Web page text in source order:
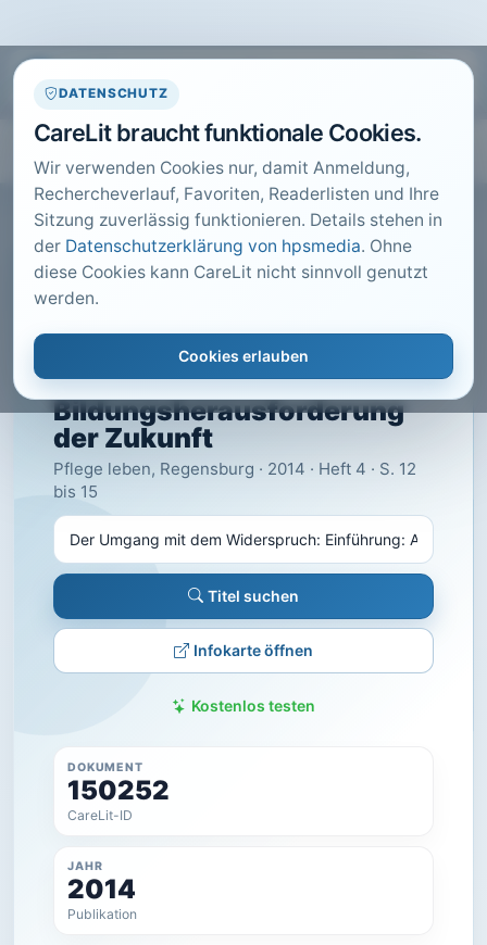
DATENSCHUTZ
CareLit braucht funktionale Cookies.
Wir verwenden Cookies nur, damit Anmeldung,
Rechercheverlauf, Favoriten, Readerlisten und Ihre
Sitzung zuverlässig funktionieren. Details stehen in
der Datenschutzerklärung von hpsmedia. Ohne
diese Cookies kann CareLit nicht sinnvoll genutzt
werden.
Cookies erlauben
CARELIT FACHARTIKEL
Der Umgang mit dem
Widerspruch: Einführung:
Alles im Wandel
Bildungsherausforderung
der Zukunft
Pflege leben, Regensburg · 2014 · Heft 4 · S. 12
bis 15
Titel suchen
Infokarte öffnen
Kostenlos testen
DOKUMENT
150252
CareLit-ID
JAHR
2014
Publikation